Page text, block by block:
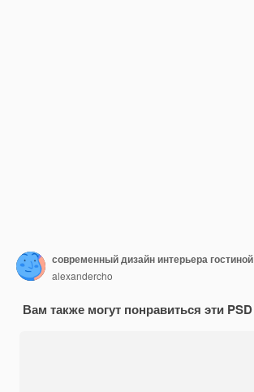
современный дизайн интерьера гостиной
alexandercho
Вам также могут понравиться эти PSD